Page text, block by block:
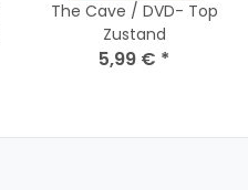
The Cave / DVD- Top
Zustand
5,99 € *